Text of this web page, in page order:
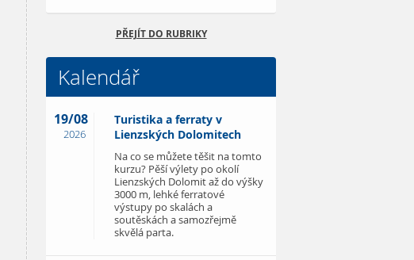
PŘEJÍT DO RUBRIKY
Kalendář
19/08
2026
Turistika a ferraty v
Lienzských Dolomitech
Na co se můžete těšit na tomto
kurzu? Pěší výlety po okolí
Lienzských Dolomit až do výšky
3000 m, lehké ferratové
výstupy po skalách a
soutěskách a samozřejmě
skvělá parta.